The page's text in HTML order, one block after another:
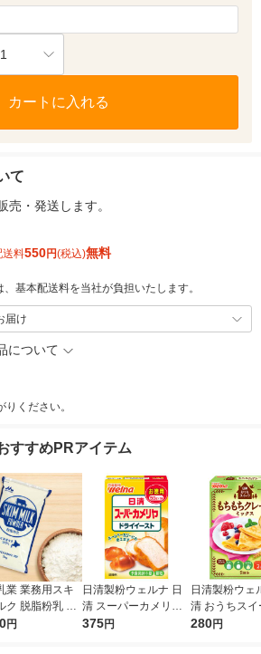
1
カートに入れる
て
売・発送します。
送料550円(税込)無料
基本配送料を当社が負担いたします。
届け
について
ください。
すすめPRアイテム
業 業務用スキ
ク 脱脂粉乳 北
乳100% 1袋
円
日清製粉ウェルナ 日
清 スーパーカメリヤ
ドライイースト(お徳
375円
日清製粉ウェ
清 おうちスイ
ちもちクレー
280円